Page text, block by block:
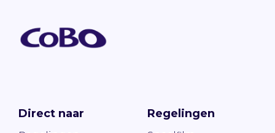
Direct naar Regelingen